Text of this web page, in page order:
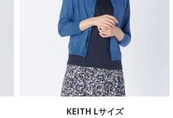
KEITH Lサイズ